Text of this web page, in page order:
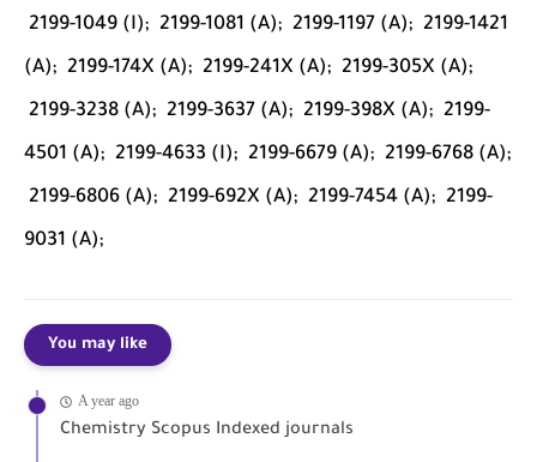
2199-1049 (I); 2199-1081 (A); 2199-1197 (A); 2199-1421
(A); 2199-174X (A); 2199-241X (A); 2199-305X (A);
2199-3238 (A); 2199-3637 (A); 2199-398X (A); 2199-
4501 (A); 2199-4633 (I); 2199-6679 (A); 2199-6768 (A);
2199-6806 (A); 2199-692X (A); 2199-7454 (A); 2199-
9031 (A);
You may like
A year ago
Chemistry Scopus Indexed journals